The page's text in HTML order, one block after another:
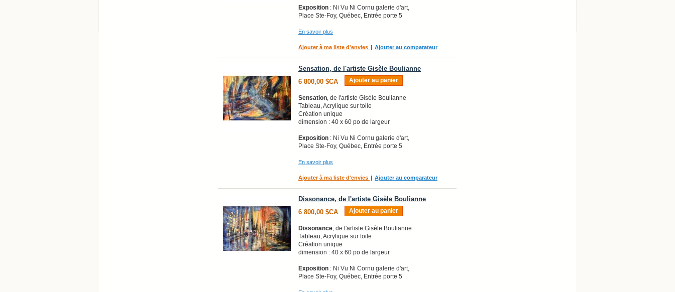
Exposition : Ni Vu Ni Cornu galerie d'art,
Place Ste-Foy, Québec, Entrée porte 5
En savoir plus
Ajouter à ma liste d'envies | Ajouter au comparateur
Sensation, de l'artiste Gisèle Boulianne
6 800,00 $CA
Ajouter au panier
Sensation, de l'artiste Gisèle Boulianne
Tableau, Acrylique sur toile
Création unique
dimension : 40 x 60 po de largeur
Exposition : Ni Vu Ni Cornu galerie d'art,
Place Ste-Foy, Québec, Entrée porte 5
En savoir plus
Ajouter à ma liste d'envies | Ajouter au comparateur
Dissonance, de l'artiste Gisèle Boulianne
6 800,00 $CA
Ajouter au panier
Dissonance, de l'artiste Gisèle Boulianne
Tableau, Acrylique sur toile
Création unique
dimension : 40 x 60 po de largeur
Exposition : Ni Vu Ni Cornu galerie d'art,
Place Ste-Foy, Québec, Entrée porte 5